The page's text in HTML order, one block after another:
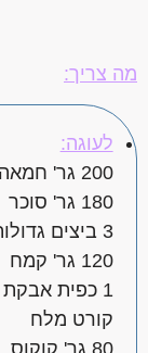
מה צריך:
לעוגה:
200 גר' חמאה בטמפרטורת חדר
180 גר' סוכר כ-3/4 כוס
3 ביצים גדולות
120 גר' קמח
1 כפית אבקת אפייה
קורט מלח
80 גר' קוקוס